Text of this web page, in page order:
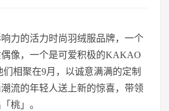
力的活力时尚羽绒服品牌，一个
像，一个是可爱积极的KAKAO
相聚在9月，以诚意满满的定制
流的年轻人送上新的惊喜，带领
桃」。